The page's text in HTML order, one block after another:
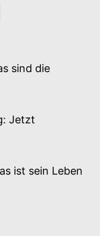
sind die
Jetzt
ist sein Leben